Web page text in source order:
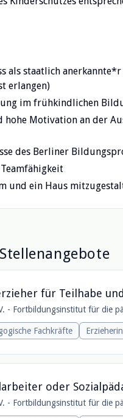
als staatlich
erlangen)
im frühkindlichen
hohe Motivation an der
des Berliner
und ein Haus
für Teilhabe
- Fortbildungsinstitut für die
Fachkräfte Erzieherin
oder
- Fortbildungsinstitut für die